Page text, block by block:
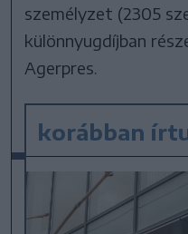
személyzet (2305
különnyugdíjban
Agerpres.
korábban